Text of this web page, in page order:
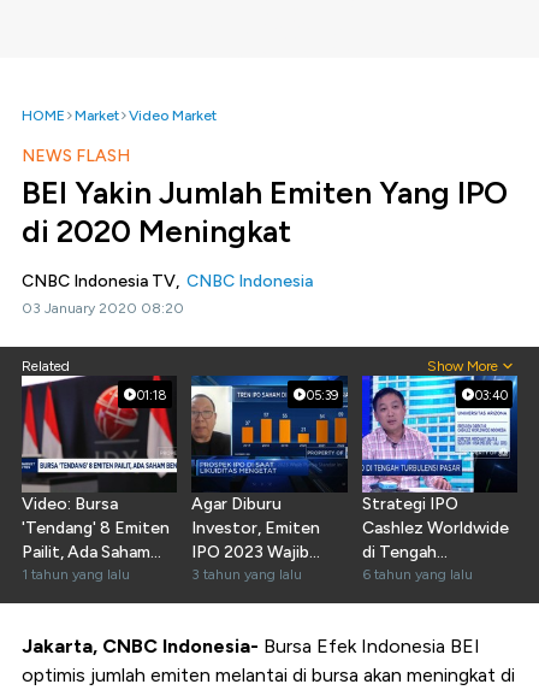
HOME Market Video Market
NEWS FLASH
BEI Yakin Jumlah Emiten Yang IPO
di 2020 Meningkat
CNBC Indonesia TV, CNBC Indonesia
03 January 2020 08:20
Related Show More
01:18
Video: Bursa
'Tendang' 8 Emiten
Pailit, Ada Saham
Benny Tjokro
1 tahun yang lalu
05:39
Agar Diburu
Investor, Emiten
IPO 2023 Wajib
Punya Standar Ini
3 tahun yang lalu
03:40
Strategi IPO
Cashlez Worldwide
di Tengah
Turbulensi Pasar
6 tahun yang lalu
Jakarta, CNBC Indonesia- Bursa Efek Indonesia BEI
optimis jumlah emiten melantai di bursa akan meningkat di